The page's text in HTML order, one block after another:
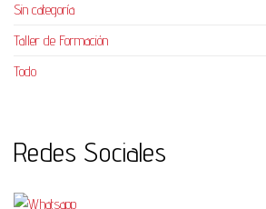
Sin categoría
Taller de Formación
Todo
Redes Sociales